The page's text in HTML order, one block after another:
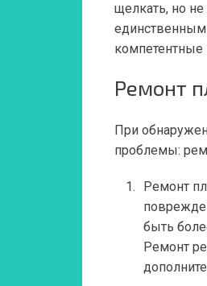
щелкать, но
единственным
компетентные
Ремонт
При
проблемы:
Ремонт
быть
Ремонт